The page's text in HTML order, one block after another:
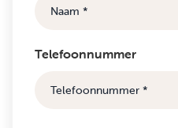
Telefoonnummer